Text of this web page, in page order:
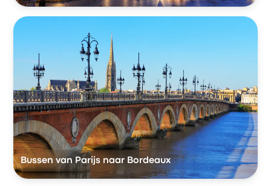
Bussen van Parijs naar Bordeaux